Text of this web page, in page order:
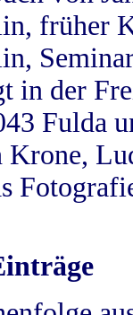
früher
in der
Fulda
Krone,